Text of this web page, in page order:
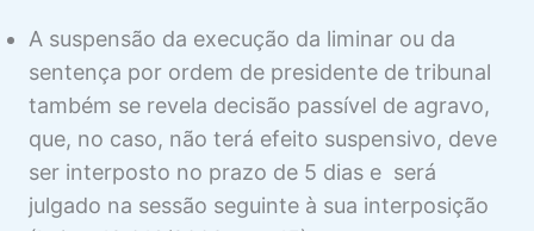
A suspensão da execução da liminar ou da
sentença por ordem de presidente de tribunal
também se revela decisão passível de agravo,
que, no caso, não terá efeito suspensivo, deve
ser interposto no prazo de 5 dias e será
julgado na sessão seguinte à sua interposição